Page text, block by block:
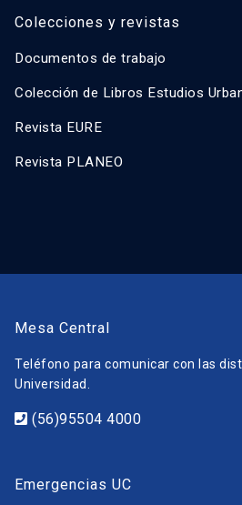
Colecciones y revistas
Documentos de trabajo
Colección de Libros Estudios
Revista EURE
Revista PLANEO
Mesa Central
Teléfono para comunicar con las
Universidad.
(56)95504 4000
Emergencias UC